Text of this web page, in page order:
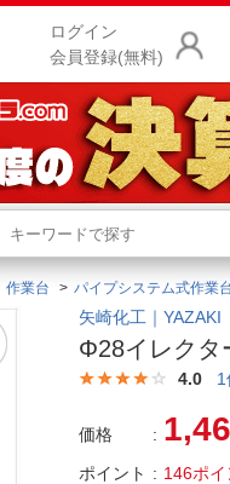
ログイン
会員登録(無料)
作業台 パイプシステム式作業
矢崎化工｜YAZAKI
Φ28イレクタ
4.0 1
価格
ポイント
146ポイ